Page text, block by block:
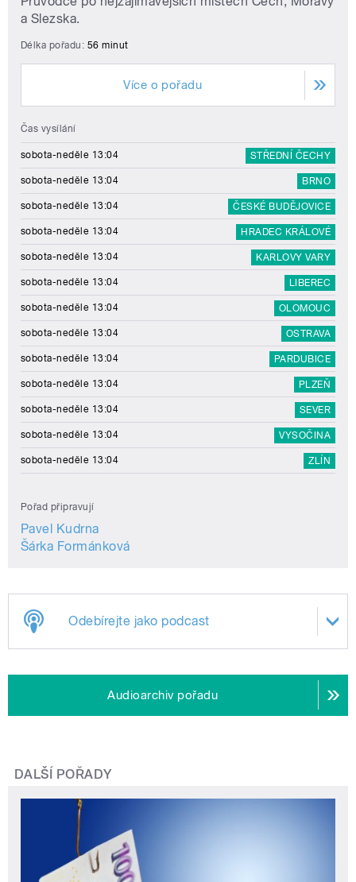
a Slezska.
Délka pořadu: 56 minut
Více o pořadu
Čas vysílání
sobota-neděle 13:04 STŘEDNÍ ČECHY
sobota-neděle 13:04 BRNO
sobota-neděle 13:04 ČESKÉ BUDĚJOVICE
sobota-neděle 13:04 HRADEC KRÁLOVÉ
sobota-neděle 13:04 KARLOVY VARY
sobota-neděle 13:04 LIBEREC
sobota-neděle 13:04 OLOMOUC
sobota-neděle 13:04 OSTRAVA
sobota-neděle 13:04 PARDUBICE
sobota-neděle 13:04 PLZEŇ
sobota-neděle 13:04 SEVER
sobota-neděle 13:04 VYSOČINA
sobota-neděle 13:04 ZLÍN
Pořad připravují
Pavel Kudrna
Šárka Formánková
Odebírejte jako podcast
Audioarchiv pořadu
DALŠÍ POŘADY